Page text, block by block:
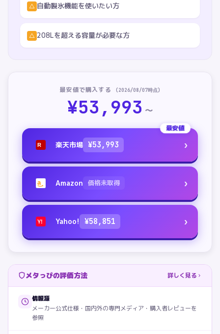
△ 自動製氷機能を使いたい方
△ 208Lを超える容量が必要な方
最安値で購入する (2026/08/07時点)
¥53,993 〜
最安値
R 楽天市場 ¥53,993 ›
a Amazon 価格未取得 ›
Y! Yahoo! ¥58,851 ›
メタっぴの評価方法 詳しく見る
情報源
メーカー公式仕様・国内外の専門メディア・購入者レビューを
参照